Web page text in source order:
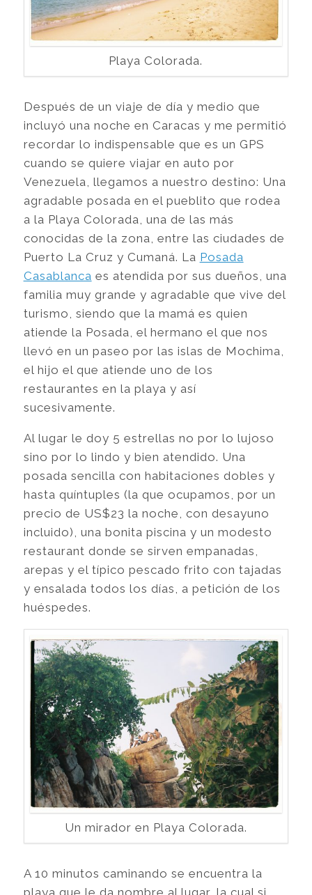
Playa Colorada.
Después de un viaje de día y medio que
incluyó una noche en Caracas y me permitió
recordar lo indispensable que es un GPS
cuando se quiere viajar en auto por
Venezuela, llegamos a nuestro destino: Una
agradable posada en el pueblito que rodea
a la Playa Colorada, una de las más
conocidas de la zona, entre las ciudades de
Puerto La Cruz y Cumaná. La Posada
Casablanca es atendida por sus dueños, una
familia muy grande y agradable que vive del
turismo, siendo que la mamá es quien
atiende la Posada, el hermano el que nos
llevó en un paseo por las islas de Mochima,
el hijo el que atiende uno de los
restaurantes en la playa y así
sucesivamente.
Al lugar le doy 5 estrellas no por lo lujoso
sino por lo lindo y bien atendido. Una
posada sencilla con habitaciones dobles y
hasta quíntuples (la que ocupamos, por un
precio de US$23 la noche, con desayuno
incluido), una bonita piscina y un modesto
restaurant donde se sirven empanadas,
arepas y el típico pescado frito con tajadas
y ensalada todos los días, a petición de los
huéspedes.
Un mirador en Playa Colorada.
A 10 minutos caminando se encuentra la
playa que le da nombre al lugar, la cual si